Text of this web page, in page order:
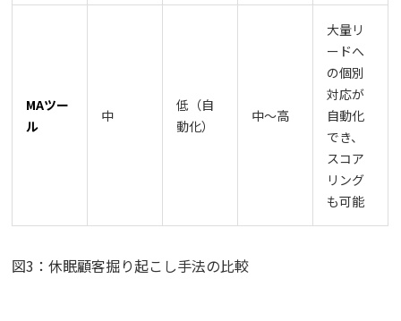
MAツー
ル
中
低（自
動化）
中〜高
大量リ
ードへ
の個別
対応が
自動化
でき、
スコア
リング
も可能
図3：休眠顧客掘り起こし手法の比較